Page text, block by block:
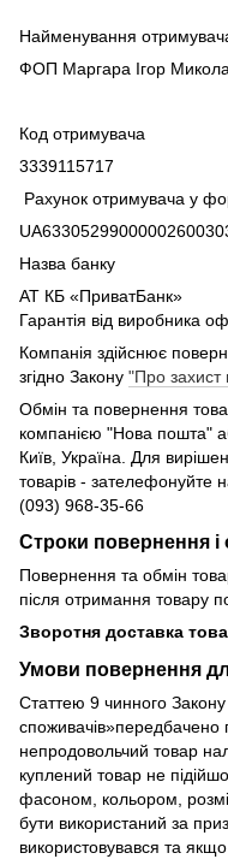
Найменування
ФОП Маргара Ігор
Код отримувача
3339115717
Рахунок отримувача у
Назва банку
АТ КБ «ПриватБанк»
Гарантія від виробника
Компанія здійснює
згідно Закону "Про захист
Обмін та повернення
компанією "Нова пошта"
Київ, Україна. Для
товарів -
(093) 968-35-66
Строки повернення і
Повернення та обмін
після отримання товару
Зворотня доставка
Умови повернення
Статтею 9 чинного
споживачів»передбачено
непродовольчий товар
куплений товар не
фасоном, кольором,
бути використаний за
використовувався та